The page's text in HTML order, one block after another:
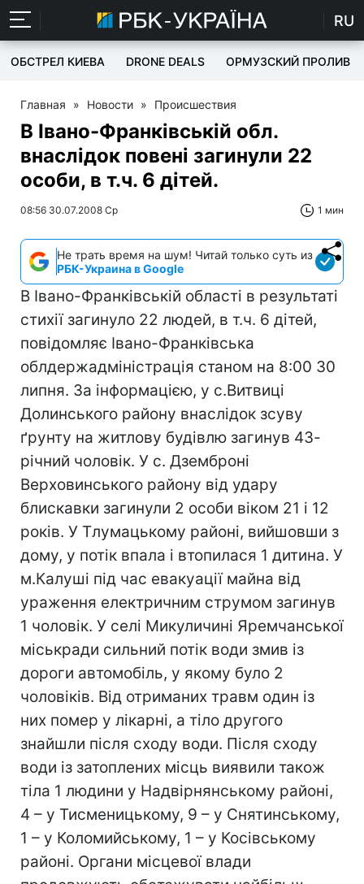
RU
ОБСТРЕЛ КИЕВА DRONE DEALS ОРМУЗСКИЙ ПРОЛИВ
Главная » Новости » Происшествия
В Івано-Франківській обл.
внаслідок повені загинули 22
особи, в т.ч. 6 дітей.
08:56 30.07.2008 Ср 1 мин
Не трать время на шум! Читай только суть из
РБК-Украина в Google
В Івано-Франківській області в результаті
стихії загинуло 22 людей, в т.ч. 6 дітей,
повідомляє Івано-Франківська
облдержадміністрація станом на 8:00 30
липня. За інформацією, у с.Витвиці
Долинського району внаслідок зсуву
ґрунту на житлову будівлю загинув 43-
річний чоловік. У с. Дземброні
Верховинського району від удару
блискавки загинули 2 особи віком 21 і 12
років. У Тлумацькому районі, вийшовши з
дому, у потік впала і втопилася 1 дитина. У
м.Калуші під час евакуації майна від
ураження електричним струмом загинув
1 чоловік. У селі Микуличині Яремчанської
міськради сильний потік води змив із
дороги автомобіль, у якому було 2
чоловіків. Від отриманих травм один із
них помер у лікарні, а тіло другого
знайшли після сходу води. Після сходу
води із затоплених місць виявили також
тіла 1 людини у Надвірнянському районі,
4 – у Тисменицькому, 9 – у Снятинському,
1 – у Коломийському, 1 – у Косівському
районі. Органи місцевої влади